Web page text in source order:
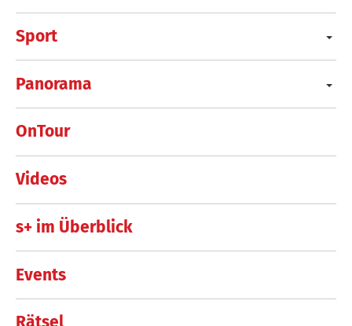
Sport
Panorama
OnTour
Videos
s+ im Überblick
Events